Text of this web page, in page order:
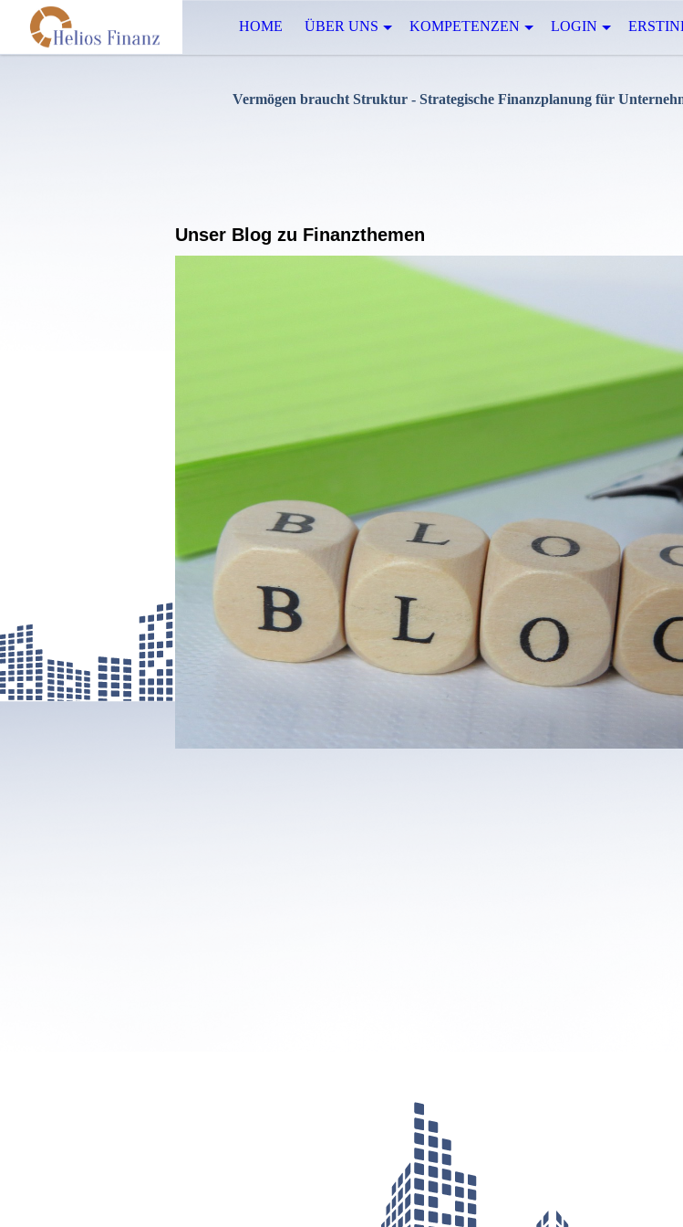
HOME ÜBER UNS KOMPETENZEN LOGIN
Vermögen braucht Struktur - Strategische Finanzplanung für
Unser Blog zu Finanzthemen